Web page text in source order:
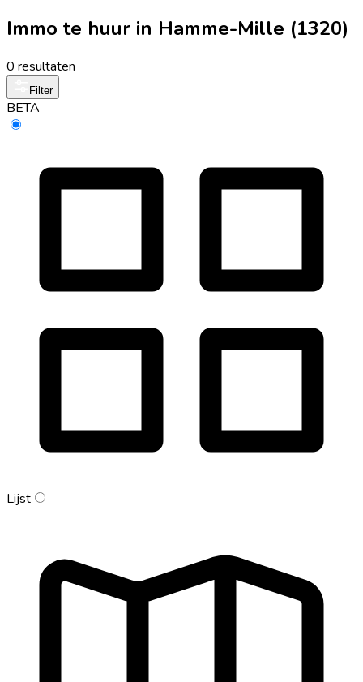
Immo te huur in Hamme-Mille (1320)
0 resultaten
Filter
BETA
Lijst